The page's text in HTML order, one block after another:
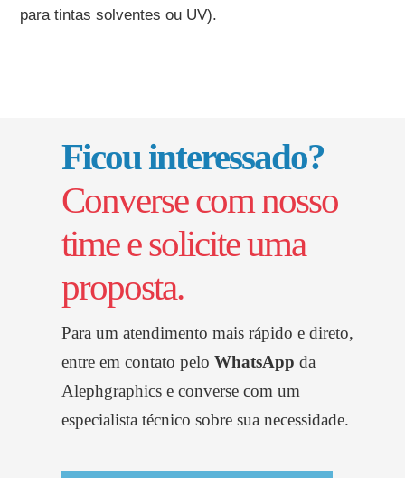
para tintas solventes ou UV).
Ficou interessado?
Converse com nosso
time e solicite uma
proposta.
Para um atendimento mais rápido e direto,
entre em contato pelo WhatsApp da
Alephgraphicse converse com um
especialista técnico sobre sua necessidade.